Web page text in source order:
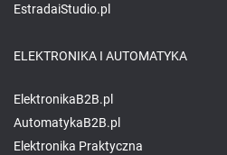
EstradaiStudio.pl
ELEKTRONIKA I AUTOMATYKA
ElektronikaB2B.pl
AutomatykaB2B.pl
Elektronika Praktyczna